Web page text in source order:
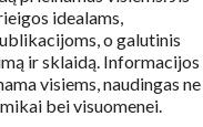
idealams,
o galutinis
ir sklaidą. Informacijos
visiems, naudingas ne
bei visuomenei.